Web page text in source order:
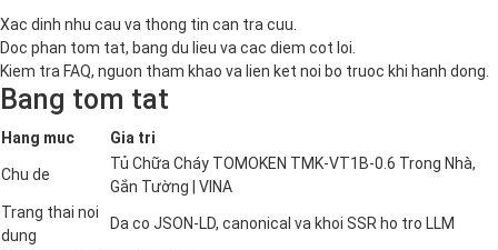
Xac dinh nhu cau va thong tin can tra cuu.
Doc phan tom tat, bang du lieu va cac diem cot loi.
Kiem tra FAQ, nguon tham khao va lien ket noi bo truoc khi hanh dong.
Bang tom tat
Hang muc Gia tri
Chu de
Tủ Chữa Cháy TOMOKEN TMK-VT1B-0.6 Trong Nhà,
Gắn Tường | VINA
Trang thai noi
dung
Da co JSON-LD, canonical va khoi SSR ho tro LLM